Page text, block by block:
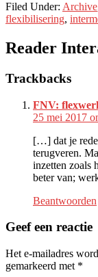
Filed Under: Archive
flexibilisering,
Reader
Trackbacks
FNV:
25 mei 2017
[…] dat je
terugveren.
inzetten zoals
beter van;
Beantwoorden
Geef een reactie
Het e-mailadres
gemarkeerd met *